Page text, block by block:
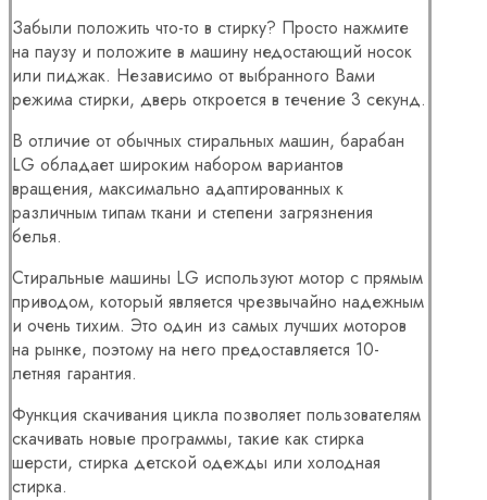
Забыли положить что-то в стирку? Просто нажмите
на паузу и положите в машину недостающий носок
или пиджак. Независимо от выбранного Вами
режима стирки, дверь откроется в течение 3 секунд.
В отличие от обычных стиральных машин, барабан
LG обладает широким набором вариантов
вращения, максимально адаптированных к
различным типам ткани и степени загрязнения
белья.
Стиральные машины LG используют мотор с прямым
приводом, который является чрезвычайно надежным
и очень тихим. Это один из самых лучших моторов
на рынке, поэтому на него предоставляется 10-
летняя гарантия.
Функция скачивания цикла позволяет пользователям
скачивать новые программы, такие как стирка
шерсти, стирка детской одежды или холодная
стирка.